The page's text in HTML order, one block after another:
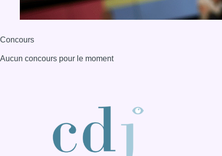
Concours
Aucun concours pour le moment